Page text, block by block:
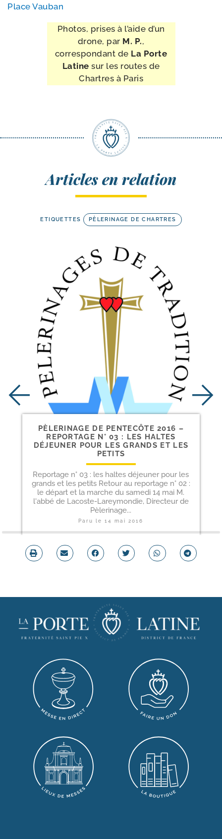
Place Vauban
Photos, prises à l’aide d’un
drone, par M. P.,
cor­res­pon­dant de La Porte
Latine sur les routes de
Chartres à Paris
Articles en relation
ETIQUETTES PÈLERINAGE DE CHARTRES
PÈLERINAGE DE PENTECÔTE 2016 –
REPORTAGE N° 03 : LES HALTES
DÉJEUNER POUR LES GRANDS ET LES
PETITS
Reportage n° 03 : les haltes déjeuner pour les
grands et les petits Retour au reportage n° 02 :
le départ et la marche du samedi 14 mai M.
l'abbé de Lacoste-Lareymondie, Directeur de
Pèlerinage...
Paru le14 mai 2016